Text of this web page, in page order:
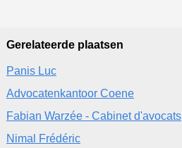
Gerelateerde plaatsen
Panis Luc
Advocatenkantoor Coene
Fabian Warzée - Cabinet d'avocats
Nimal Frédéric